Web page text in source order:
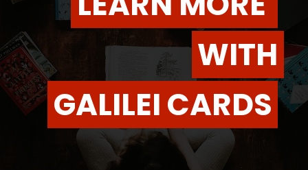
WITH
GALILEI CARDS
WITH
GALILEI CARDS